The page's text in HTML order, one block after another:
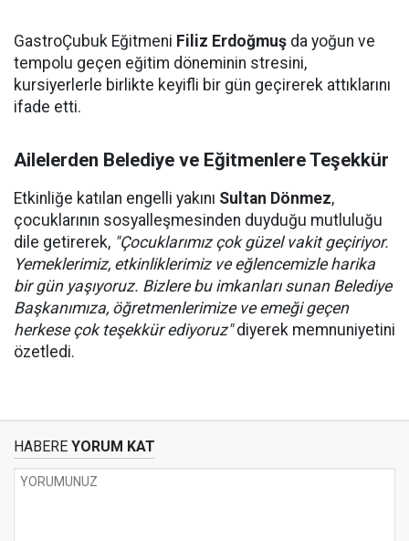
GastroÇubuk Eğitmeni Filiz Erdoğmuş da yoğun ve
tempolu geçen eğitim döneminin stresini,
kursiyerlerle birlikte keyifli bir gün geçirerek attıklarını
ifade etti.
Ailelerden Belediye ve Eğitmenlere Teşekkür
Etkinliğe katılan engelli yakını Sultan Dönmez,
çocuklarının sosyalleşmesinden duyduğu mutluluğu
dile getirerek, "Çocuklarımız çok güzel vakit geçiriyor.
Yemeklerimiz, etkinliklerimiz ve eğlencemizle harika
bir gün yaşıyoruz. Bizlere bu imkanları sunan Belediye
Başkanımıza, öğretmenlerimize ve emeği geçen
herkese çok teşekkür ediyoruz"diyerek memnuniyetini
özetledi.
HABERE YORUM KAT